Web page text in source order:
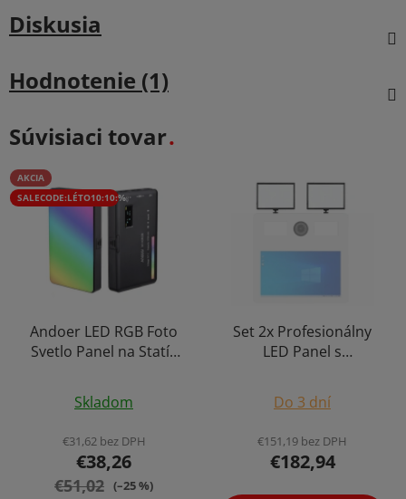
Diskusia
Hodnotenie (1)
Súvisiaci tovar
AKCIA
SALECODE:LÉTO10:10:%
Andoer LED RGB Foto
Svetlo Panel na Statív
hodnotenie
produktu
je
4,3
Skladom
€31,62 bez DPH
€38,26
€51,02 (–25 %)
Set 2x Profesionálny
LED Panel s
Držadlom
hodnotenie
produktu
je
Do 3 dní
€151,19 bez DPH
€182,94